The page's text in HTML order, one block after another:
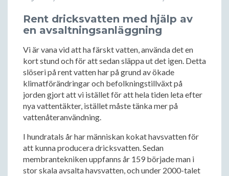
Rent dricksvatten med hjälp av
en avsaltningsanläggning
Vi är vana vid att ha färskt vatten, använda det en
kort stund och för att sedan släppa ut det igen. Detta
slöseri på rent vatten har på grund av ökade
klimatförändringar och befolkningstillväxt på
jorden gjort att vi istället för att hela tiden leta efter
nya vattentäkter, istället måste tänka mer på
vattenåteranvändning.
I hundratals år har människan kokat havsvatten för
att kunna producera dricksvatten. Sedan
membrantekniken uppfanns år 159 började man i
stor skala avsalta havsvatten, och under 2000-talet